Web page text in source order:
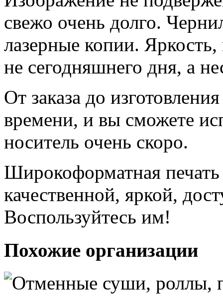
свежо очень долго.
лазерные копии.
не сегодняшнего дня, а
От заказа до
времени, и вы сможете
носитель очень скоро.
Широкоформатная
качественной, яркой,
Воспользуйтесь им!
Похожие организации